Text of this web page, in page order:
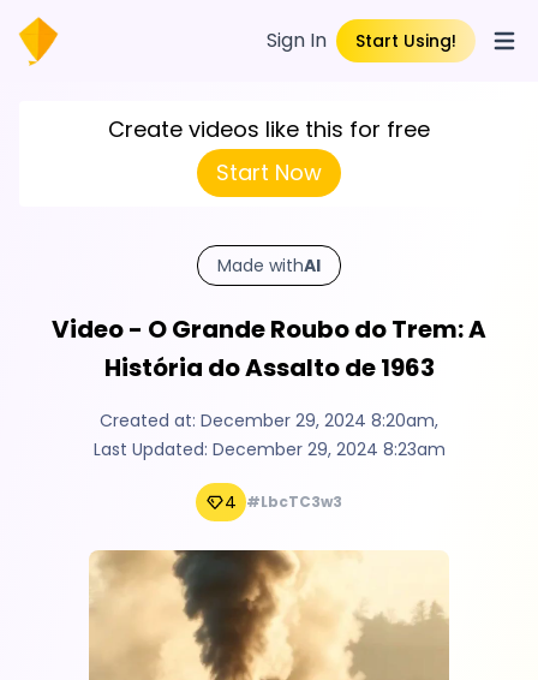
Sign In Start Using!
Create videos like this for free
Start Now
Made withAI
Video - O Grande Roubo do Trem: A
História do Assalto de 1963
Created at: December 29, 2024 8:20am,
Last Updated: December 29, 2024 8:23am
4 #LbcTC3w3